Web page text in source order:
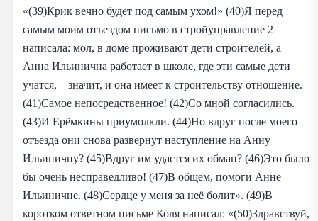
«(39)Крик вечно будет под самым ухом!» (40)Я перед
самым моим отъездом письмо в стройуправление 2
написала: мол, в доме проживают дети строителей, а
Анна Ильинична работает в школе, где эти самые дети
учатся, – значит, и она имеет к строительству отношение.
(41)Самое непосредственное! (42)Со мной согласились.
(43)И Ерёмкины приумолкли. (44)Но вдруг после моего
отъезда они снова развернут наступление на Анну
Ильиничну? (45)Вдруг им удастся их обман? (46)Это было
бы очень несправедливо! (47)В общем, помоги Анне
Ильиничне. (48)Сердце у меня за неё болит». (49)В
коротком ответном письме Коля написал: «(50)Здравствуй,